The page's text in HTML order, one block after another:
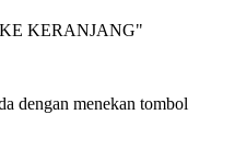
KERANJANG"
dengan menekan tombol